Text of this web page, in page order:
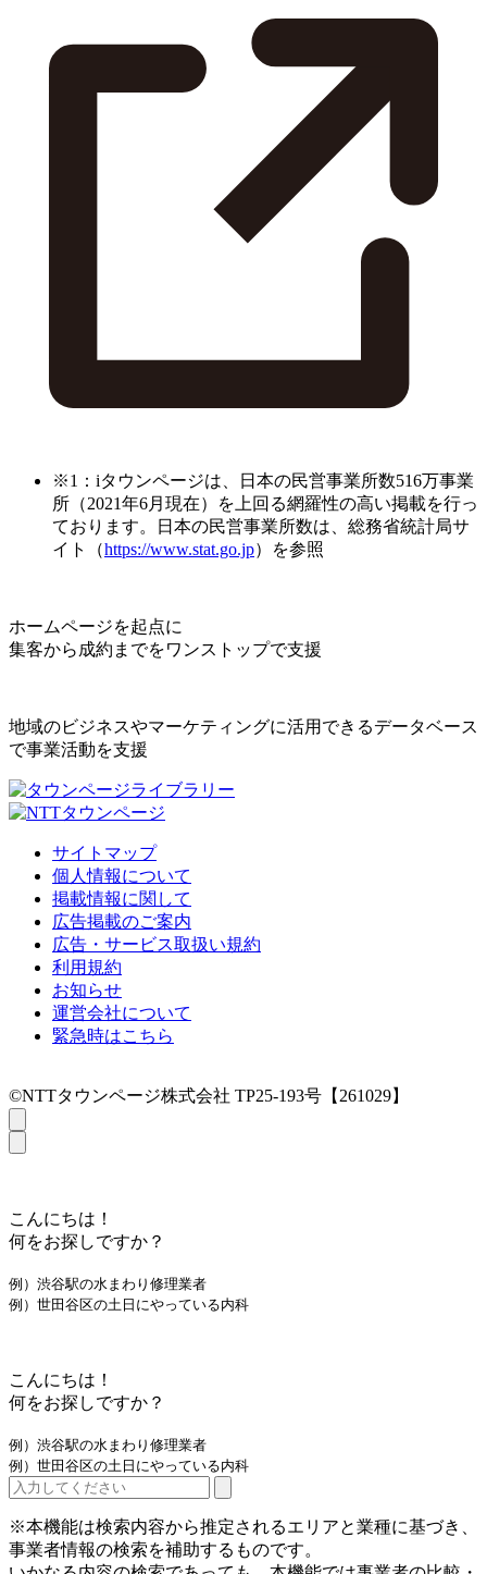
※1：iタウンページは、日本の民営事業所数516万事業
所（2021年6月現在）を上回る網羅性の高い掲載を行っ
ております。日本の民営事業所数は、総務省統計局サ
イト（https://www.stat.go.jp）を参照
ホームページを起点に
集客から成約までをワンストップで支援
地域のビジネスやマーケティングに活用できるデータベース
で事業活動を支援
サイトマップ
個人情報について
掲載情報に関して
広告掲載のご案内
広告・サービス取扱い規約
利用規約
お知らせ
運営会社について
緊急時はこちら
©NTTタウンページ株式会社 TP25-193号【261029】
こんにちは！
何をお探しですか？
例）渋谷駅の水まわり修理業者
例）世田谷区の土日にやっている内科
こんにちは！
何をお探しですか？
例）渋谷駅の水まわり修理業者
例）世田谷区の土日にやっている内科
※本機能は検索内容から推定されるエリアと業種に基づき、
事業者情報の検索を補助するものです。